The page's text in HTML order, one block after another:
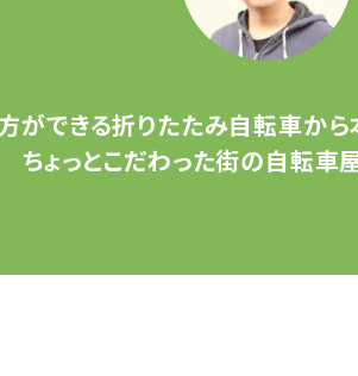
ができる折りたたみ自転車から
ちょっとこだわった街の自転車屋